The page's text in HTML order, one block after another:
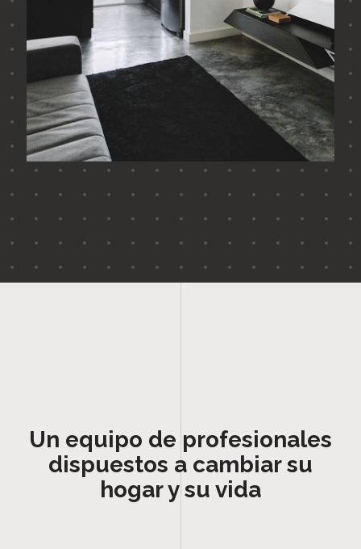
Un equipo de profesionales
dispuestos a cambiar su
hogar y su vida